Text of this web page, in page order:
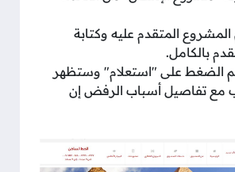
المتقدم عليه وكتابة
بالكامل.
الضغط على "استعلام" وستظهر
مع تفاصيل أسباب الرفض إن